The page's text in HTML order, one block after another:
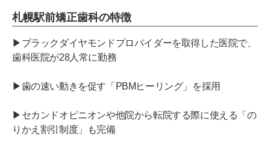
札幌駅前矯正歯科の特徴
▶ブラックダイヤモンドプロバイダーを取得した医院で、
歯科医院が28人常に勤務
▶歯の速い動きを促す「PBMヒーリング」を採用
▶セカンドオピニオンや他院から転院する際に使える「の
りかえ割引制度」も完備